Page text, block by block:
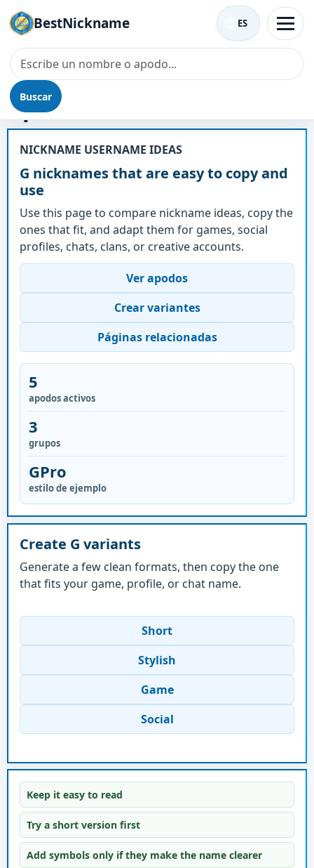
BestNickname
Buscar
ES
Apodo - G
NICKNAME USERNAME IDEAS
G nicknames that are easy to copy and
use
Use this page to compare nickname ideas, copy the
ones that fit, and adapt them for games, social
profiles, chats, clans, or creative accounts.
Ver apodos
Crear variantes
Páginas relacionadas
5
apodos activos
3
grupos
GPro
estilo de ejemplo
Create G variants
Generate a few clean formats, then copy the one
that fits your game, profile, or chat name.
Short
Stylish
Game
Social
Keep it easy to read
Try a short version first
Add symbols only if they make the name clearer